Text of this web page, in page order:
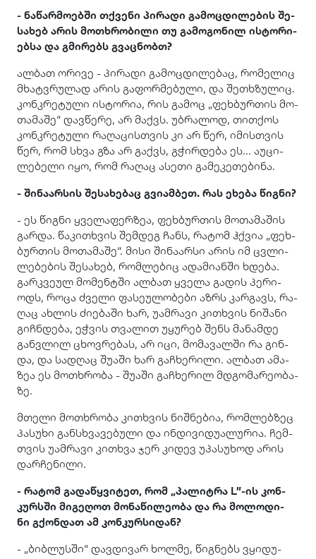
- ნა­წარ­მო­ებ­ში თქვე­ნი პი­რა­დი გა­მოც­დი­ლე­ბის შე­
სა­ხებ არის მო­თხრო­ბი­ლი თუ გა­მო­გო­ნილ ის­ტო­რი­
ებ­სა და გმი­რებს გვაც­ნობთ?
ალ­ბათ ორი­ვე - პი­რა­დი გა­მოც­დი­ლე­ბაც, რო­მე­ლიც
მხატ­ვრუ­ლად არის გა­ფორ­მე­ბუ­ლი, და შე­თხზუ­ლიც.
კონ­კრე­ტუ­ლი ის­ტო­რია, რის გა­მოც „ფეხ­ბურ­თის მო­
თა­მა­შე“ დავ­წე­რე, არ მაქვს. უბ­რა­ლოდ, თით­ქოს
კონ­კრე­ტუ­ლი რა­ღა­ცის­თვის კი არ წერ, იმის­თვის
წერ, რომ სხვა გზა არ გაქვს, გჭირ­დე­ბა ეს... აუ­ცი­
ლე­ბე­ლი იყო, რომ რა­ღაც ასე­თი გა­მე­კე­თე­ბი­ნა.
- ში­ნა­არ­სის შე­სა­ხე­ბაც გვი­ამ­ბეთ. რას ეხე­ბა წიგ­ნი?
- ეს წიგ­ნი ყვე­ლა­ფერ­ზეა, ფეხ­ბურ­თის მო­თა­მა­შის
გარ­და. წა­კი­თხვის შემ­დეგ ჩანს, რა­ტომ ჰქვია „ფეხ­
ბურ­თის მო­თა­მა­შე“. მისი ში­ნა­არ­სი არის იმ ცვლი­
ლე­ბე­ბის შე­სა­ხებ, რომ­ლე­ბიც ადა­მი­ან­ში ხდე­ბა.
გარ­კვე­ულ მო­მენ­ტში ალ­ბათ ყვე­ლა გა­დის პე­რი­
ოდს, როცა ძვე­ლი ფა­სე­უ­ლო­ბე­ბი აზრს კარ­გავს, რა­
ღაც ახ­ლის ძი­ე­ბა­ში ხარ, უამ­რა­ვი კი­თხვის ნი­შა­ნი
გიჩ­ნდე­ბა, ეჭ­ვის თვა­ლით უყუ­რებ შენს მა­ნამ­დე
გან­ვლილ ცხოვ­რე­ბას, არ იცი, მო­მა­ვალ­ში რა გინ­
და, და სა­დღაც შუ­ა­ში ხარ გა­ჩხე­რი­ლი. ალ­ბათ ამა­
ზეა ეს მო­თხრო­ბა - შუ­ა­ში გა­ჩხე­რილ მდგო­მა­რე­ო­ბა­
ზე.
მთე­ლი მო­თხრო­ბა კი­თხვის ნიშ­ნე­ბია, რომ­ლებ­ზეც
პა­სუ­ხი გან­სხვა­ვე­ბუ­ლი და ინ­დი­ვი­დუ­ა­ლუ­რია. ჩემ­
თვის უამ­რა­ვი კი­თხვა ჯერ კი­დევ უპა­სუ­ხოდ არის
დარ­ჩე­ნი­ლი.
- რა­ტომ გა­და­წყვი­ტეთ, რომ „პა­ლიტ­რა L”-ის კონ­
კურ­სში მი­გე­ღოთ მო­ნა­წი­ლე­ო­ბა და რა მო­ლო­დი­
ნი გქონ­დათ ამ კონ­კურ­სი­დან?
- „ბიბ­ლუს­ში“ დავ­დი­ვარ ხოლ­მე, წიგ­ნებს ვყი­დუ­